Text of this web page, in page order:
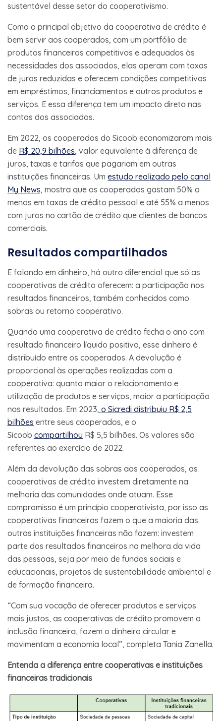
sustentável desse setor do cooperativismo.
Como o principal objetivo da cooperativa de crédito é
bem servir aos cooperados, com um portfólio de
produtos financeiros competitivos e adequados às
necessidades dos associados, elas operam com taxas
de juros reduzidas e oferecem condições competitivas
em empréstimos, financiamentos e outros produtos e
serviços. E essa diferença tem um impacto direto nas
contas dos associados.
Em 2022, os cooperados do Sicoob economizaram mais
de R$ 20,9 bilhões, valor equivalente à diferença de
juros, taxas e tarifas que pagariam em outras
instituições financeiras. Um estudo realizado pelo canal
My News, mostra que os cooperados gastam 50% a
menos em taxas de crédito pessoal e até 55% a menos
com juros no cartão de crédito que clientes de bancos
comerciais.
Resultados compartilhados
E falando em dinheiro, há outro diferencial que só as
cooperativas de crédito oferecem: a participação nos
resultados financeiros, também conhecidos como
sobras ou retorno cooperativo.
Quando uma cooperativa de crédito fecha o ano com
resultado financeiro líquido positivo, esse dinheiro é
distribuído entre os cooperados. A devolução é
proporcional às operações realizadas com a
cooperativa: quanto maior o relacionamento e
utilização de produtos e serviços, maior a participação
nos resultados. Em 2023, o Sicredi distribuiu R$ 2,5
bilhões entre seus cooperados, e o
Sicoob compartilhou R$ 5,5 bilhões. Os valores são
referentes ao exercício de 2022.
Além da devolução das sobras aos cooperados, as
cooperativas de crédito investem diretamente na
melhoria das comunidades onde atuam. Esse
compromisso é um princípio cooperativista, por isso as
cooperativas financeiras fazem o que a maioria das
outras instituições financeiras não fazem: investem
parte dos resultados financeiros na melhora da vida
das pessoas, seja por meio de fundos sociais e
educacionais, projetos de sustentabilidade ambiental e
de formação financeira.
“Com sua vocação de oferecer produtos e serviços
mais justos, as cooperativas de crédito promovem a
inclusão financeira, fazem o dinheiro circular e
movimentam a economia local”, completa Tania Zanella.
Entenda a diferença entre cooperativas e instituições
financeiras tradicionais